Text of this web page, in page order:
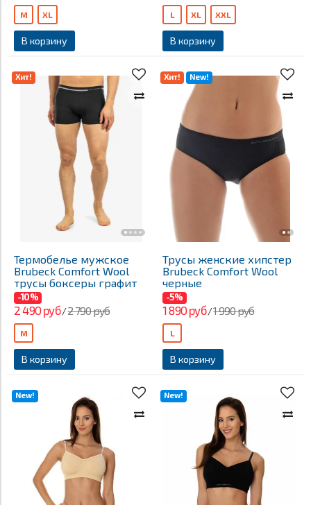
В корзину
M XL
В корзину
L XL XXL
Хит!
Термобелье мужское
Brubeck Comfort Wool
трусы боксеры графит
-10%
2 490 руб/2 790 руб
В корзину
M
Хит! New!
Трусы женские хипстер
Brubeck Comfort Wool
черные
-5%
1 890 руб/1 990 руб
В корзину
L
New! New!